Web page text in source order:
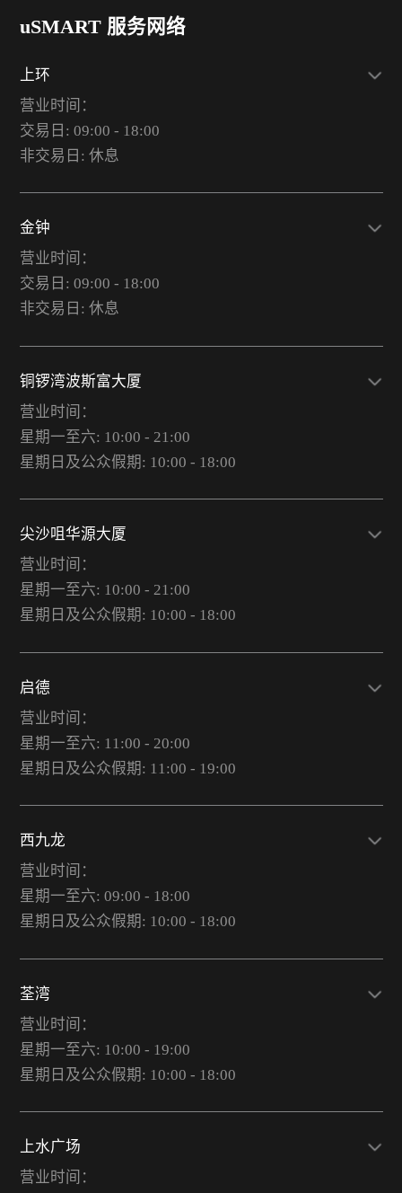
uSMART 服务网络
上环
营业时间：
交易日: 09:00 - 18:00
非交易日: 休息
金钟
营业时间：
交易日: 09:00 - 18:00
非交易日: 休息
铜锣湾波斯富大厦
营业时间：
星期一至六: 10:00 - 21:00
星期日及公众假期: 10:00 - 18:00
尖沙咀华源大厦
营业时间：
星期一至六: 10:00 - 21:00
星期日及公众假期: 10:00 - 18:00
启德
营业时间：
星期一至六: 11:00 - 20:00
星期日及公众假期: 11:00 - 19:00
西九龙
营业时间：
星期一至六: 09:00 - 18:00
星期日及公众假期: 10:00 - 18:00
荃湾
营业时间：
星期一至六: 10:00 - 19:00
星期日及公众假期: 10:00 - 18:00
上水广场
营业时间：